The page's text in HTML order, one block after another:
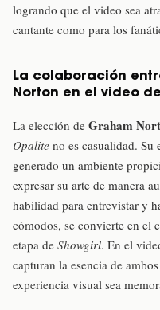
logrando que el video sea
cantante como para los
La colaboración
Norton en el video
La elección de Graham
Opalite no es casualidad.
generado un ambiente
expresar su arte de manera
habilidad para entrevistar y
cómodos, se convierte en el
etapa de Showgirl. En el
capturan la esencia de
experiencia visual sea